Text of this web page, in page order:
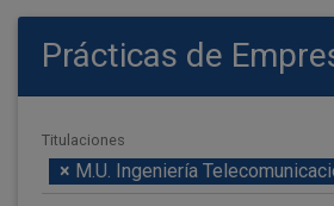
Prácticas de
Titulaciones
× M.U. Ingeniería